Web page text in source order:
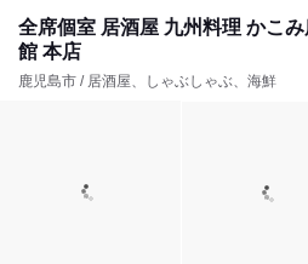
全席個室 居酒屋 九州料理 かこ
館 本店
鹿児島市 / 居酒屋、しゃぶしゃぶ、海鮮